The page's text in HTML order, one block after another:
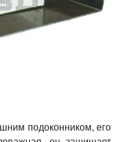
подоконником, его